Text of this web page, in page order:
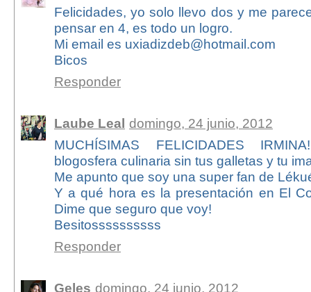
Felicidades, yo solo llevo dos y me
pensar en 4, es todo un logro.
Mi email es uxiadizdeb@hotmail.com
Bicos
Responder
Laube Leal domingo, 24 junio, 2012
MUCHÍSIMAS FELICIDADES
blogosfera culinaria sin tus galletas y tu
Me apunto que soy una super fan de
Y a qué hora es la presentación en El
Dime que seguro que voy!
Besitossssssssss
Responder
Geles domingo, 24 junio, 2012